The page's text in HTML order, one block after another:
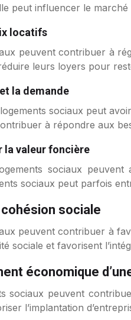
peut influencer le
locatifs
peuvent contribuer à
leurs loyers pour
la demande
sociaux peut
à répondre aux
la valeur foncière
sociaux
sociaux peut parfois
cohésion sociale
peuvent contribuer à
sociale et favorisent
économique
sociaux peuvent
l’implantation